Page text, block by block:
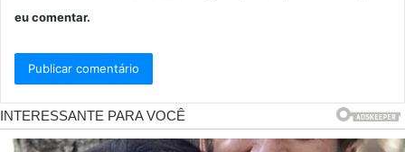
eu comentar.